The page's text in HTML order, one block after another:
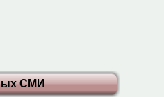
СМИ